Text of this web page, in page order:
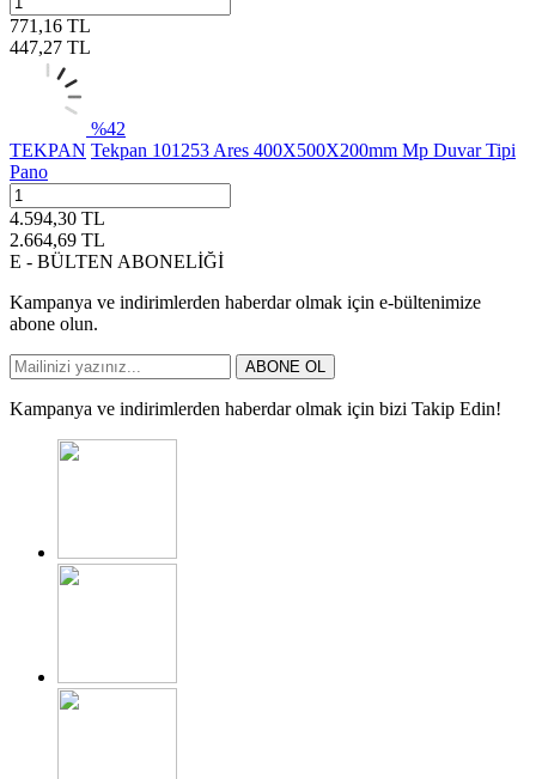
771,16 TL
447,27 TL
%42
TEKPAN Tekpan 101253 Ares 400X500X200mm Mp Duvar Tipi
Pano
4.594,30 TL
2.664,69 TL
E - BÜLTEN ABONELİĞİ
Kampanya ve indirimlerden haberdar olmak için e-bültenimize
abone olun.
ABONE OL
Kampanya ve indirimlerden haberdar olmak için bizi Takip Edin!